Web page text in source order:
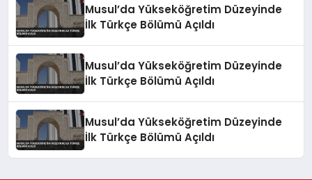
Musul’da Yükseköğretim Düzeyinde
İlk Türkçe Bölümü Açıldı
Musul’da Yükseköğretim Düzeyinde
İlk Türkçe Bölümü Açıldı
Musul’da Yükseköğretim Düzeyinde
İlk Türkçe Bölümü Açıldı